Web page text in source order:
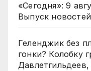
«Сегодня»: 9
Выпуск
Геленджик без
гонки? Колобку
Давлетгильдеев,